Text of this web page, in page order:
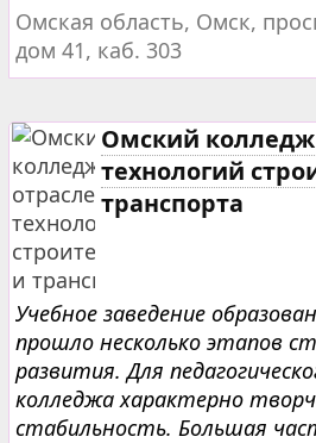
Омская область, Омск,
дом 41, каб. 303
Омский
технологий
транспорта
Учебное заведение
прошло несколько этапов
развития. Для
колледжа характерно
стабильность. Большая